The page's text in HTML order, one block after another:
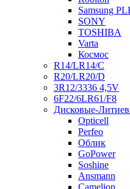
Samsung
SONY
TOSHIBA
Varta
Космос
R14/LR14/C
R20/LR20/D
3R12/3336 4,5V
6F22/6LR61/F8
Дисковые-
Opticell
Perfeo
Облик
GoPower
Soshine
Ansmann
Camelion